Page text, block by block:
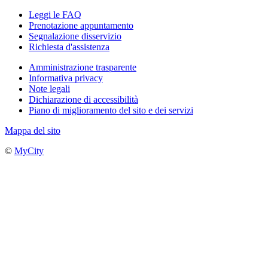
Leggi le FAQ
Prenotazione appuntamento
Segnalazione disservizio
Richiesta d'assistenza
Amministrazione trasparente
Informativa privacy
Note legali
Dichiarazione di accessibilità
Piano di miglioramento del sito e dei servizi
Mappa del sito
© MyCity